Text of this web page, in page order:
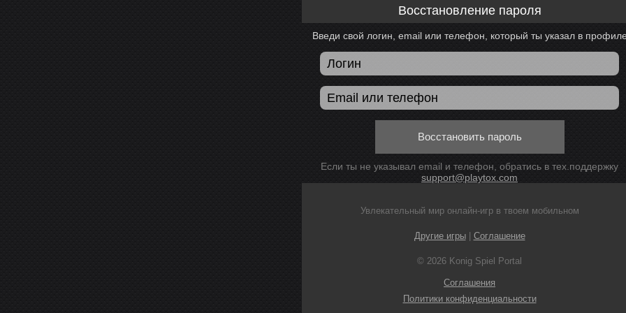
Восстановление пароля
Введи свой логин, email или телефон, который ты указал в
Восстановить пароль
Если ты не указывал email и телефон, обратись в тех.поддержку
support@playtox.com
Увлекательный мир онлайн-игр в твоем мобильном
Другие игры| Соглашение
© 2026 Konig Spiel Portal
Соглашения
Политики конфиденциальности